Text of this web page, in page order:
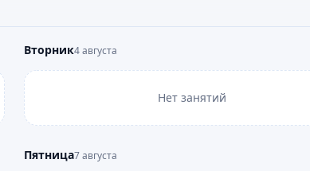
Вторник4 августа
Нет занятий
Пятница7 августа